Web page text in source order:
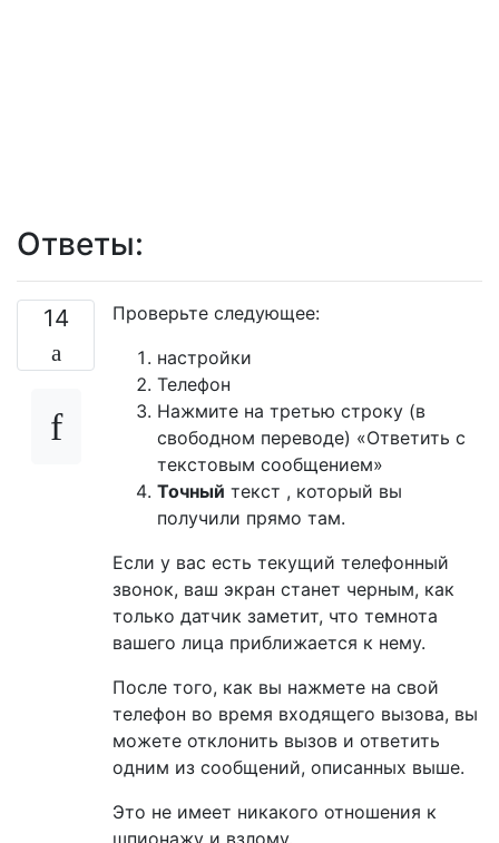
Ответы:
14
Проверьте следующее:
настройки
Телефон
Нажмите на третью строку (в
свободном переводе) «Ответить с
текстовым сообщением»
Точный текст , который вы
получили прямо там.
Если у вас есть текущий телефонный
звонок, ваш экран станет черным, как
только датчик заметит, что темнота
вашего лица приближается к нему.
После того, как вы нажмете на свой
телефон во время входящего вызова, вы
можете отклонить вызов и ответить
одним из сообщений, описанных выше.
Это не имеет никакого отношения к
шпионажу и взлому.